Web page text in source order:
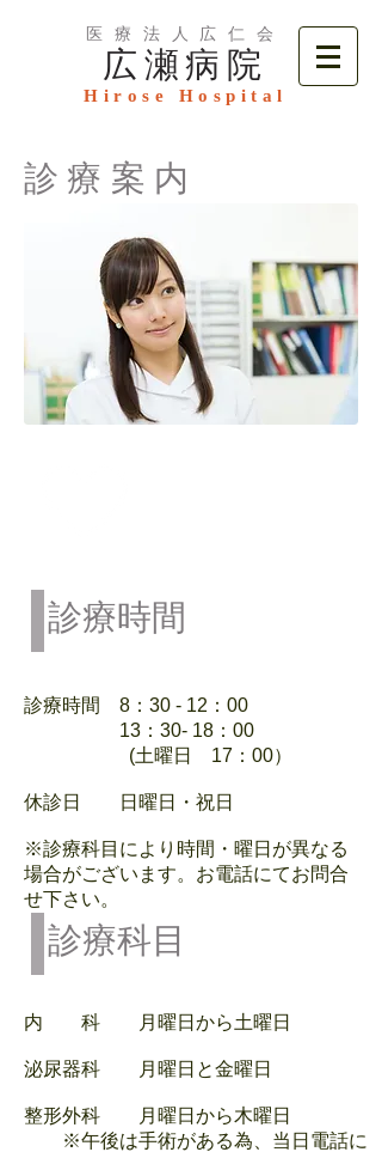
医療法人広仁会
広瀬病院
Hirose Hospital
診療 案内
診療時間
診療時間 8：30 - 12：00
13：30- 18：00
(土曜日 17：00）
休診日 日曜日・祝日
※診療科目により時間・曜日が異なる
場合がございます。お電話にてお問合
せ下さい。
診療科目
内 科 月曜日から土曜日
泌尿器科 月曜日と金曜日
整形外科 月曜日から木曜日
※午後は手術がある為、当日電話に